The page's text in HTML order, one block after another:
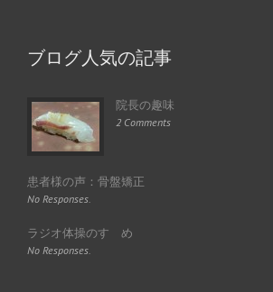
ブログ人気の記事
院長の趣味
2 Comments
患者様の声：骨盤矯正
No Responses.
ラジオ体操のすゝめ
No Responses.